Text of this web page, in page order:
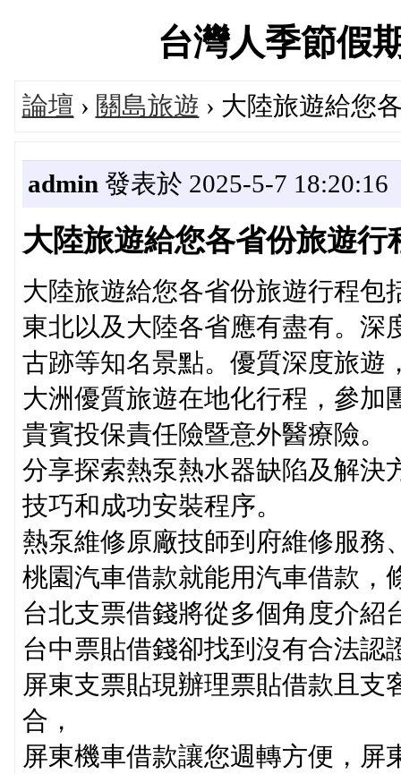
台灣人季節假
論壇 › 關島旅遊 › 大陸旅遊給您
admin 發表於 2025-5-7 18:20:16
大陸旅遊給您各省份旅遊行
大陸旅遊給您各省份旅遊行程包
東北以及大陸各省應有盡有。深
古跡等知名景點。優質深度旅遊
大洲優質旅遊在地化行程，參加
貴賓投保責任險暨意外醫療險。
分享探索熱泵熱水器缺陷及解決
技巧和成功安裝程序。
熱泵維修原廠技師到府維修服務
桃園汽車借款就能用汽車借款，
台北支票借錢將從多個角度介紹
台中票貼借錢卻找到沒有合法認
屏東支票貼現辦理票貼借款且
合，
屏東機車借款讓您週轉方便，